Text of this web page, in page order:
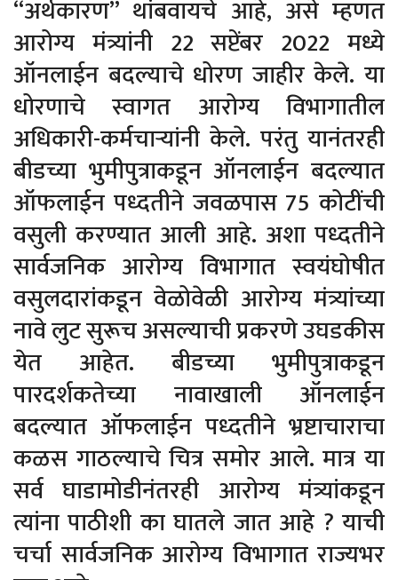
“अर्थकारण” थांबवायचे आहे, असे म्हणत
आरोग्य मंत्र्यांनी 22 सप्टेंबर 2022 मध्ये
ऑनलाईन बदल्याचे धोरण जाहीर केले. या
धोरणाचे स्वागत आरोग्य विभागातील
अधिकारी-कर्मचाऱ्यांनी केले. परंतु यानंतरही
बीडच्या भुमीपुत्राकडून ऑनलाईन बदल्यात
ऑफलाईन पध्दतीने जवळपास 75 कोटींची
वसुली करण्यात आली आहे. अशा पध्दतीने
सार्वजनिक आरोग्य विभागात स्वयंघोषीत
वसुलदारांकडून वेळोवेळी आरोग्य मंत्र्यांच्या
नावे लुट सुरूच असल्याची प्रकरणे उघडकीस
येत आहेत. बीडच्या भुमीपुत्राकडून
पारदर्शकतेच्या नावाखाली ऑनलाईन
बदल्यात ऑफलाईन पध्दतीने भ्रष्टाचाराचा
कळस गाठल्याचे चित्र समोर आले. मात्र या
सर्व घाडामोडीनंतरही आरोग्य मंत्र्यांकडून
त्यांना पाठीशी का घातले जात आहे ? याची
चर्चा सार्वजनिक आरोग्य विभागात राज्यभर